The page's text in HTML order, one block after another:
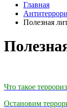
Главная
Полезная
Что такое
Остановим